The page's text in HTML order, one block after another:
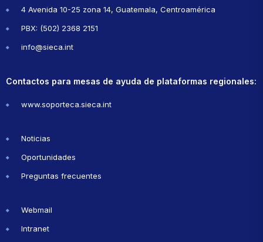
4 Avenida 10-25 zona 14, Guatemala, Centroamérica
PBX: (502) 2368 2151
info@sieca.int
Contactos para mesas de ayuda de plataformas regionales:
www.soporteca.sieca.int
Noticias
Oportunidades
Preguntas frecuentes
Webmail
Intranet